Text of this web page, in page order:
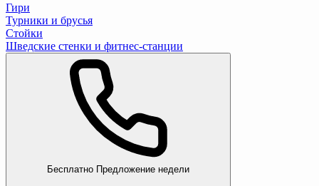
Гири
Турники и брусья
Стойки
Шведские стенки и фитнес-станции
Бесплатно Предложение недели